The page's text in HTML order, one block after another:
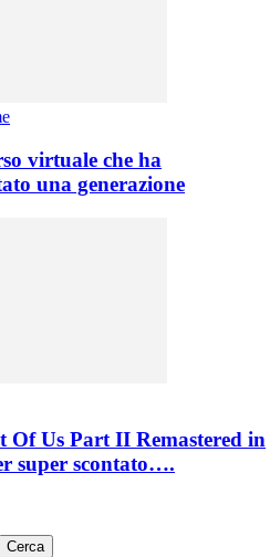
virtuale che ha
una generazione
Of Us Part II Remastered in
super scontato….